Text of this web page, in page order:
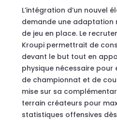
L’intégration d’un nouvel
demande une adaptation
de jeu en place. Le
Kroupi permettrait de
devant le but tout en
physique nécessaire pour
de championnat et de
mise sur sa
terrain créateurs pour
statistiques offensives